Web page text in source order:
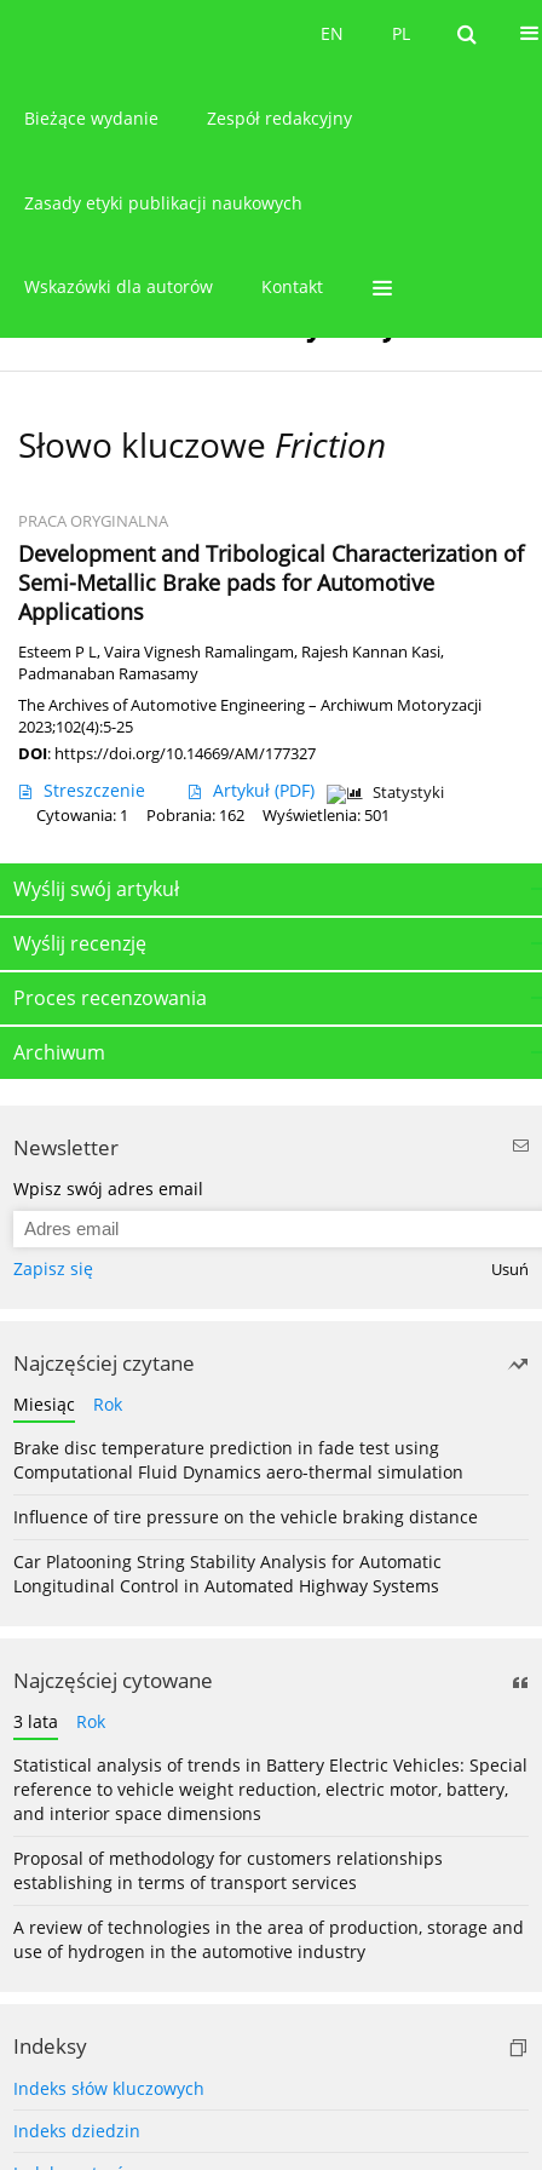
PL
EN PL
EN
Bieżące wydanie Zespół redakcyjny
Zasady etyki publikacji naukowych
Wskazówki dla autorów Kontakt
Słowo kluczowe Friction
PRACA ORYGINALNA
Development and Tribological Characterization of
Semi-Metallic Brake pads for Automotive
Applications
Esteem P L,Vaira Vignesh Ramalingam, Rajesh Kannan Kasi,
Padmanaban Ramasamy
The Archives of Automotive Engineering – Archiwum Motoryzacji
2023;102(4):5-25
DOI: https://doi.org/10.14669/AM/177327
Streszczenie Artykuł (PDF)
Statystyki
Cytowania: 1
Pobrania: 162 Wyświetlenia: 501
Wyślij swój artykuł
Wyślij recenzję
Proces recenzowania
Archiwum
Newsletter
Wpisz swój adres email
Zapisz się Usuń
Najczęściej czytane
Miesiąc
Rok
Brake disc temperature prediction in fade test using
Computational Fluid Dynamics aero-thermal simulation
Influence of tire pressure on the vehicle braking distance
Car Platooning String Stability Analysis for Automatic
Longitudinal Control in Automated Highway Systems
Najczęściej cytowane
3 lata
Rok
Statistical analysis of trends in Battery Electric Vehicles: Special
reference to vehicle weight reduction, electric motor, battery,
and interior space dimensions
Proposal of methodology for customers relationships
establishing in terms of transport services
A review of technologies in the area of production, storage and
use of hydrogen in the automotive industry
Indeksy
Indeks słów kluczowych
Indeks dziedzin